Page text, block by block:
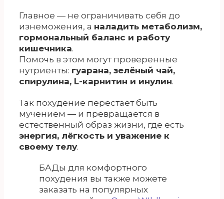
Главное — не ограничивать себя до
изнеможения, а наладить метаболизм,
гормональный баланс и работу
кишечника.
Помочь в этом могут проверенные
нутриенты: гуарана, зелёный чай,
спирулина, L-карнитин и инулин.
Так похудение перестаёт быть
мучением — и превращается в
естественный образ жизни, где есть
энергия, лёгкость и уважение к
своему телу.
БАДы для комфортного
похудения вы также можете
заказать на популярных